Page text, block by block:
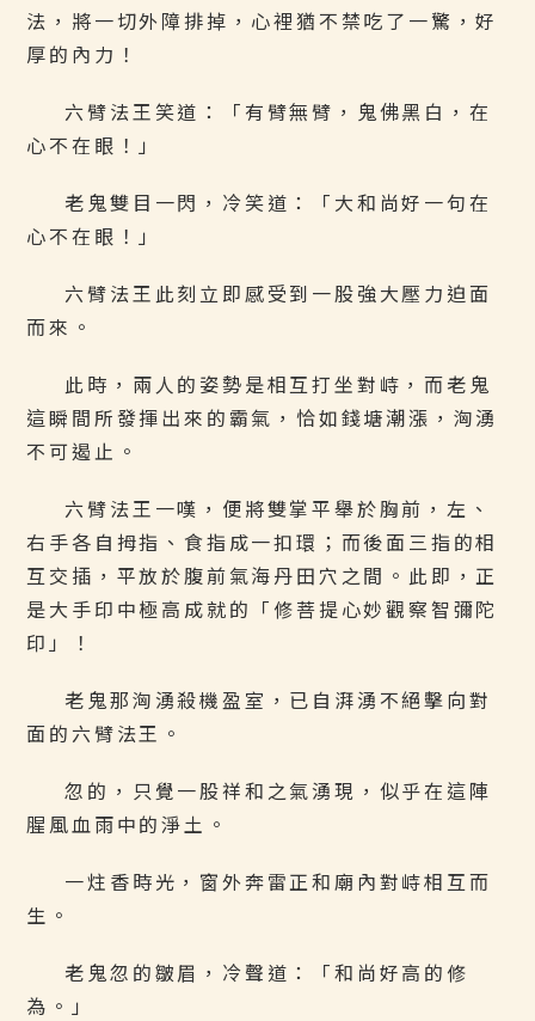
法，將一切外障排掉，心裡猶不禁吃了一驚，好
厚的內力！
六臂法王笑道：「有臂無臂，鬼佛黑白，在
心不在眼！」
老鬼雙目一閃，冷笑道：「大和尚好一句在
心不在眼！」
六臂法王此刻立即感受到一股強大壓力迫面
而來。
此時，兩人的姿勢是相互打坐對峙，而老鬼
這瞬間所發揮出來的霸氣，恰如錢塘潮漲，洶湧
不可遏止。
六臂法王一嘆，便將雙掌平舉於胸前，左、
右手各自拇指、食指成一扣環；而後面三指的相
互交插，平放於腹前氣海丹田穴之間。此即，正
是大手印中極高成就的「修菩提心妙觀察智彌陀
印」！
老鬼那洶湧殺機盈室，已自湃湧不絕擊向對
面的六臂法王。
忽的，只覺一股祥和之氣湧現，似乎在這陣
腥風血雨中的淨土。
一炷香時光，窗外奔雷正和廟內對峙相互而
生。
老鬼忽的皺眉，冷聲道：「和尚好高的修
為。」